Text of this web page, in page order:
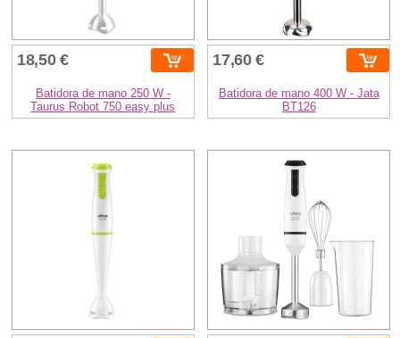
18,50 €
Batidora de mano 250 W -
Taurus Robot 750 easy plus
17,60 €
Batidora de mano 400 W - Jata
BT126